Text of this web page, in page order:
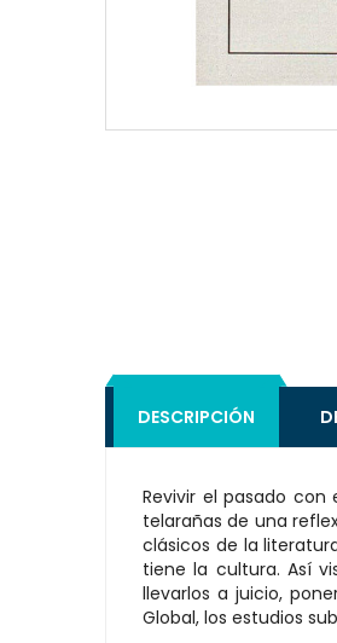
DESCRIPCIÓN
Revivir el pasado
telarañas de una
clásicos de la
tiene la cultura. Así
llevarlos a juicio,
Global, los estudios